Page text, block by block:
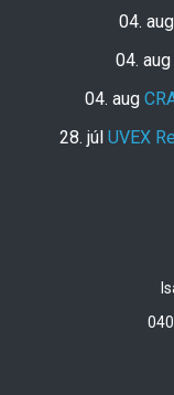
04. aug
04. aug
04. aug
28. júl UVEX